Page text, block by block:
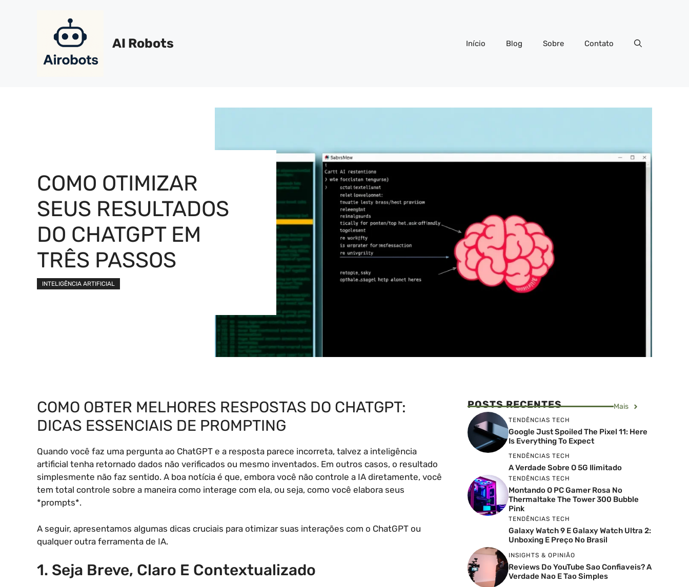
AI Robots Início Blog Sobre Contato
COMO OTIMIZAR
SEUS RESULTADOS
DO CHATGPT EM
TRÊS PASSOS
INTELIGÊNCIA ARTIFICIAL
COMO OBTER MELHORES RESPOSTAS DO CHATGPT:
DICAS ESSENCIAIS DE PROMPTING
Quando você faz uma pergunta ao ChatGPT e a resposta parece incorreta, talvez a inteligência
artificial tenha retornado dados não verificados ou mesmo inventados. Em outros casos, o resultado
simplesmente não faz sentido. A boa notícia é que, embora você não controle a IA diretamente, você
tem total controle sobre a maneira como interage com ela, ou seja, como você elabora seus
*prompts*.
A seguir, apresentamos algumas dicas cruciais para otimizar suas interações com o ChatGPT ou
qualquer outra ferramenta de IA.
1. Seja Breve, Claro E Contextualizado
POSTS RECENTES Mais
TENDÊNCIAS TECH
Google Just Spoiled The Pixel 11: Here
Is Everything To Expect
TENDÊNCIAS TECH
A Verdade Sobre O 5G Ilimitado
TENDÊNCIAS TECH
Montando O PC Gamer Rosa No
Thermaltake The Tower 300 Bubble
Pink
TENDÊNCIAS TECH
Galaxy Watch 9 E Galaxy Watch Ultra 2:
Unboxing E Preço No Brasil
INSIGHTS & OPINIÃO
Reviews Do YouTube Sao Confiaveis? A
Verdade Nao E Tao Simples